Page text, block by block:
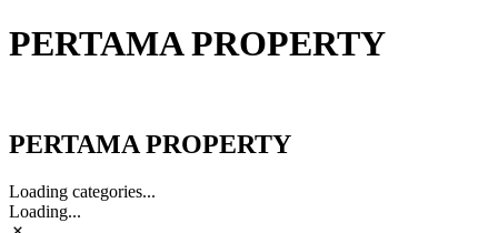
PERTAMA PROPERTY
PERTAMA PROPERTY
Loading categories...
Loading...